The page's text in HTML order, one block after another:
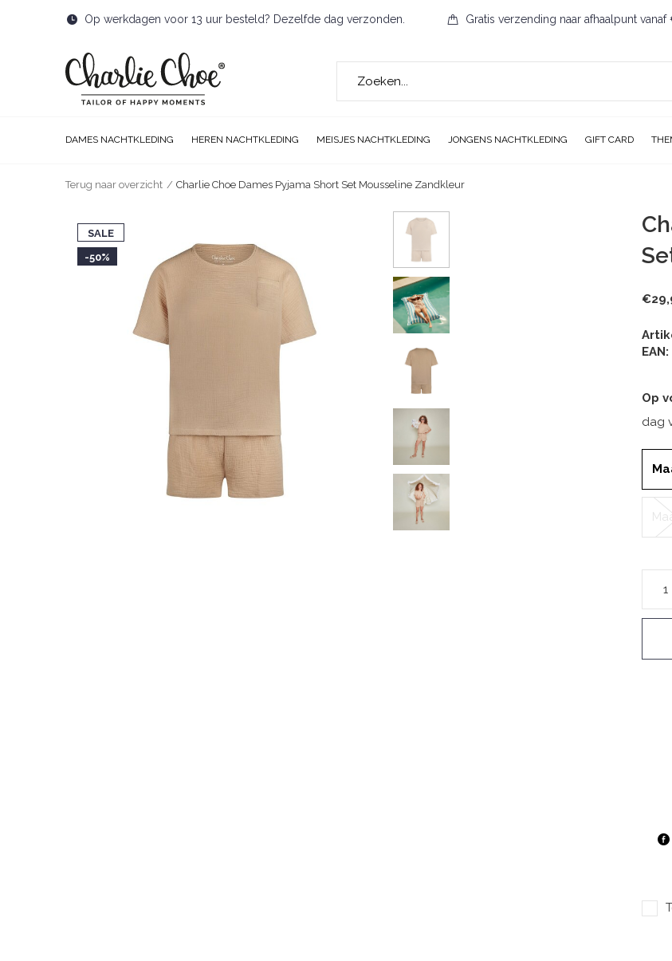
DAMES NACHTKLEDING HEREN NACHTKLEDING MEISJES NACHTKLEDING JONGENS NACHTKLEDING GIFT CARD
Op werkdagen voor 13 uur besteld? Dezelfde dag verzonden. Gratis verzending naar afhaalpunt vanaf
Terug naar overzicht Charlie Choe Dames Pyjama Short Set Mousseline Zandkleur
SALE
-50%
EAN:
Op
dag